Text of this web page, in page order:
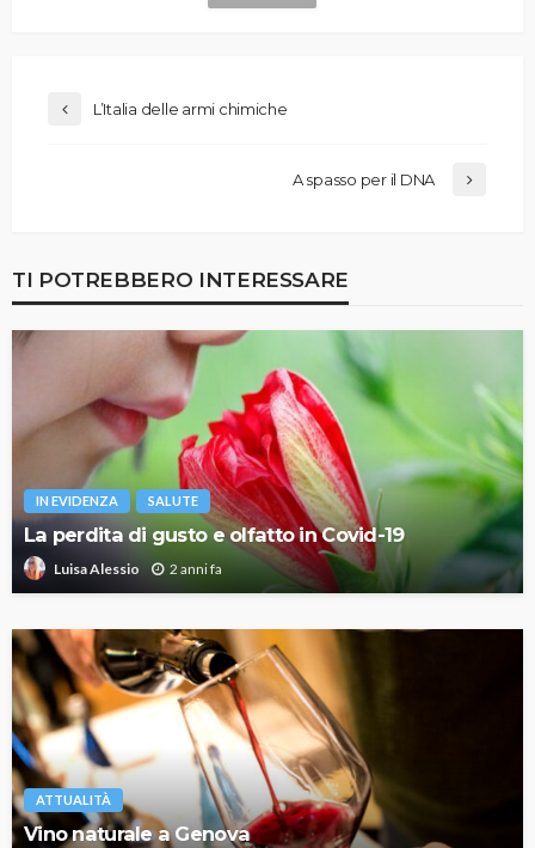
L’Italia delle armi chimiche
A spasso per il DNA
TI POTREBBERO INTERESSARE
IN EVIDENZA SALUTE
La perdita di gusto e olfatto in Covid-19
Luisa Alessio 2 anni fa
ATTUALITÀ
Vino naturale a Genova